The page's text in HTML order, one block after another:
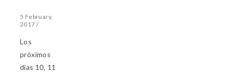
5 February,
2017 /
Los
próximos
días 10, 11